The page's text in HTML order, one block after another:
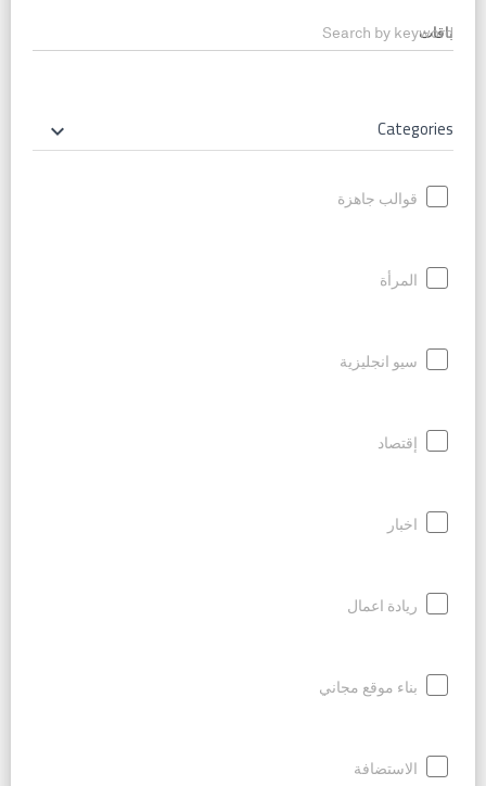
Search by keyword
Categories
keyboard_arrow_down
قوالب جاهزة
المرأة
سيو انجليزية
إقتصاد
اخبار
ريادة اعمال
بناء موقع مجاني
الاستضافة